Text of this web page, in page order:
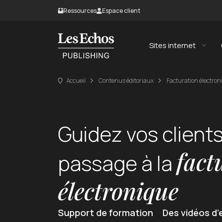
Ressources
Blog
Livres blancs
Ateliers
Espace client
Espace abonné
Fichier de routageSites internet
Accueil Contenus éditoriaux Facturation
Guidez vos
passage à la
électronique
Support de formation Des vidéos